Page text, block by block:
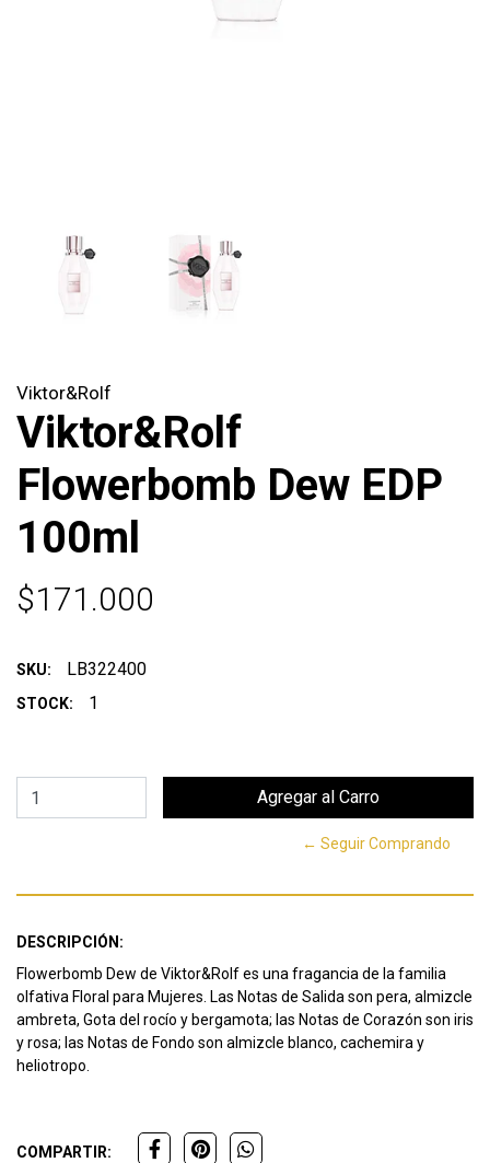
Viktor&Rolf
Viktor&Rolf
Flowerbomb Dew EDP
100ml
$171.000
SKU: LB322400
STOCK: 1
← Seguir Comprando
DESCRIPCIÓN:
Flowerbomb Dew de Viktor&Rolf es una fragancia de la familia
olfativa Floral para Mujeres. Las Notas de Salida son pera, almizcle
ambreta, Gota del rocío y bergamota; las Notas de Corazón son iris
y rosa; las Notas de Fondo son almizcle blanco, cachemira y
heliotropo.
COMPARTIR: